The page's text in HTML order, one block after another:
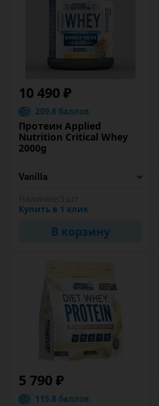
10 490 ₽
209.8 баллов
Протеин Applied
Nutrition Critical Whey
2000g
Купить в 1 клик
В корзину
5 790 ₽
115.8 баллов